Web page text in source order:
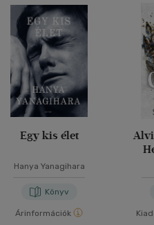
Egy kis élet
Hanya Yanagihara
Könyv
Árinformációk